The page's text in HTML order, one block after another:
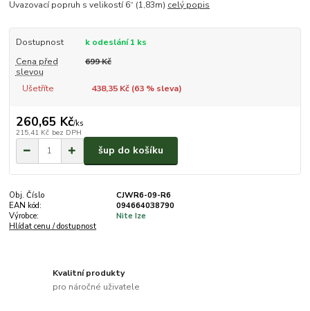
Uvazovací popruh s velikostí 6“ (1,83m) celý popis
Dostupnost
k odeslání 1 ks
Cena před
slevou
699 Kč
Ušetříte 438,35 Kč (63% sleva)
260,65 Kč/ks
215,41 Kč bez DPH
šup do košíku
Obj. Číslo
CJWR6-09-R6
EAN kód:
094664038790
Výrobce:
Nite Ize
Hlídat cenu / dostupnost
Kvalitní produkty
pro náročné uživatele